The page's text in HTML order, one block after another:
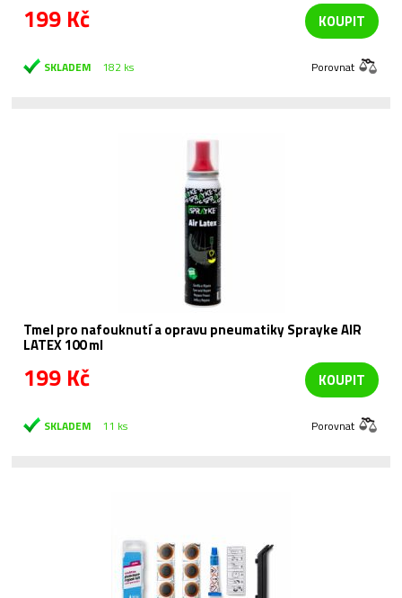
199 Kč KOUPIT
SKLADEM 182 ks Porovnat
Tmel pro nafouknutí a opravu pneumatiky Sprayke AIR
LATEX 100 ml
199 Kč KOUPIT
SKLADEM 11 ks Porovnat